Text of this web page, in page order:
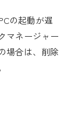
の起動が遅
マネージャー
場合は、削除